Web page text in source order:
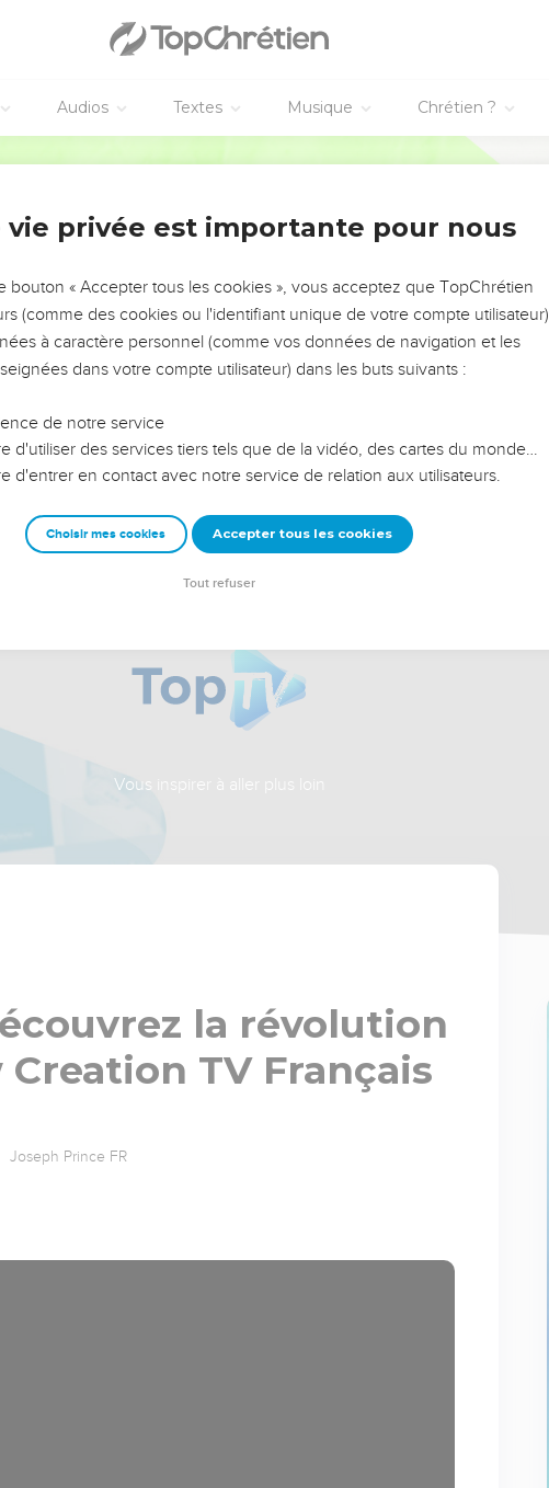
Audios Textes Musique Chrétien ?
DE L’ANNÉE !
LES VOTRES ?
leur impact, leur foi ou leur vision. Mais on voit
qu'ils ont traversés, alors même que ce sont
reviennent sur les erreurs
avec plus de sagesse afin que leurs erreurs
une équipe, un groupe ou une famille,
Vous inspirer à aller plus loin
la révolution
TV Français
Joseph Prince FR
vie privée est importante pour nous
bouton « Accepter tous les cookies », vous acceptez que TopChrétien
(comme des cookies ou l'identifiant unique de votre compte utilisateur)
à caractère personnel (comme vos données de navigation et les
dans votre compte utilisateur) dans les buts suivants :
de notre service
d'utiliser des services tiers tels que de la vidéo, des cartes du monde…
d'entrer en contact avec notre service de relation aux utilisateurs.
Choisir mes cookies Accepter tous les cookies
Tout refuser